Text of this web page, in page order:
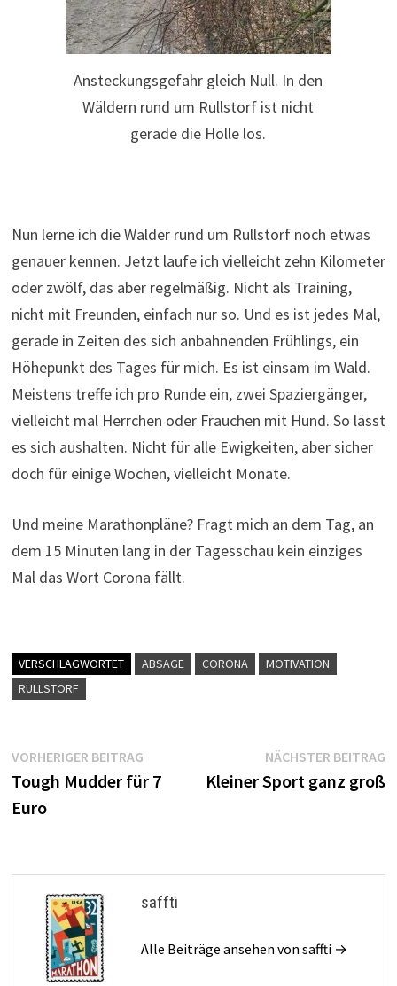
Ansteckungsgefahr gleich Null. In den
Wäldern rund um Rullstorf ist nicht
gerade die Hölle los.
Nun lerne ich die Wälder rund um Rullstorf noch etwas
genauer kennen. Jetzt laufe ich vielleicht zehn Kilometer
oder zwölf, das aber regelmäßig. Nicht als Training,
nicht mit Freunden, einfach nur so. Und es ist jedes Mal,
gerade in Zeiten des sich anbahnenden Frühlings, ein
Höhepunkt des Tages für mich. Es ist einsam im Wald.
Meistens treffe ich pro Runde ein, zwei Spaziergänger,
vielleicht mal Herrchen oder Frauchen mit Hund. So lässt
es sich aushalten. Nicht für alle Ewigkeiten, aber sicher
doch für einige Wochen, vielleicht Monate.
Und meine Marathonpläne? Fragt mich an dem Tag, an
dem 15 Minuten lang in der Tagesschau kein einziges
Mal das Wort Corona fällt.
VERSCHLAGWORTET ABSAGE CORONA
MOTIVATION
RULLSTORF
Beitragsnavigation
VORHERIGER BEITRAGVorheriger
Beitrag:
Tough Mudder für 7
Euro
NÄCHSTER BEITRAG
Kleiner Sport ganz groß
saffti
Alle Beiträge ansehen von saffti →